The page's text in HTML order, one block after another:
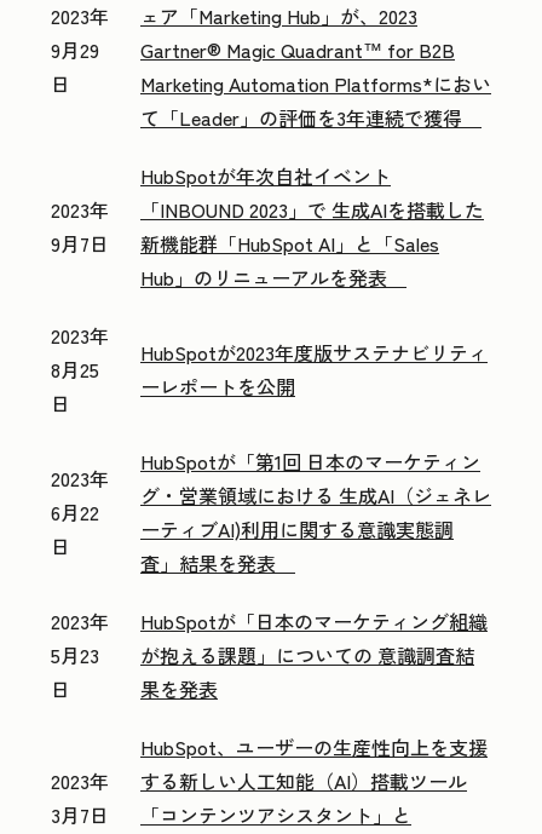
2023年
9月29
日
ェア「Marketing Hub」が、2023
Gartner® Magic Quadrant™ for B2B
Marketing Automation Platforms*におい
て「Leader」の評価を3年連続で獲得
2023年
9月7日
HubSpotが年次自社イベント
「INBOUND 2023」で 生成AIを搭載した
新機能群「HubSpot AI」と「Sales
Hub」のリニューアルを発表
2023年
8月25
日
HubSpotが2023年度版サステナビリティ
ーレポートを公開
2023年
6月22
日
HubSpotが「第1回 日本のマーケティン
グ・営業領域における 生成AI（ジェネレ
ーティブAI)利用に関する意識実態調
査」結果を発表
2023年
5月23
日
HubSpotが「日本のマーケティング組織
が抱える課題」についての 意識調査結
果を発表
2023年
3月7日
HubSpot、ユーザーの生産性向上を支援
する新しい人工知能（AI）搭載ツール
「コンテンツアシスタント」と